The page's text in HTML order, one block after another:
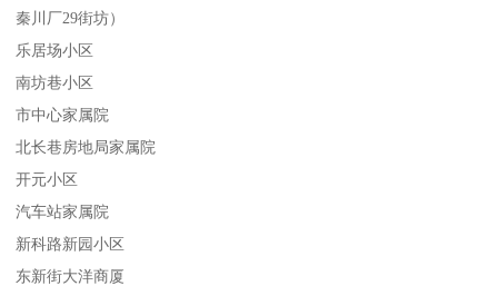
秦川厂29街坊）
乐居场小区
南坊巷小区
市中心家属院
北长巷房地局家属院
开元小区
汽车站家属院
新科路新园小区
东新街大洋商厦